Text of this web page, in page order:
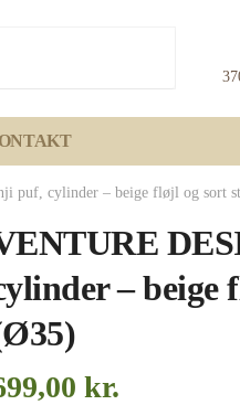
puf, cylinder – beige fløjl og sort
– beige
kr.